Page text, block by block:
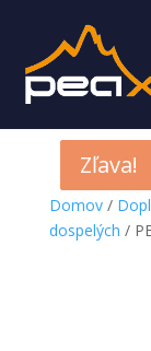
Domov/
dospelých /
Zľava!
Zľava!
Zľava!